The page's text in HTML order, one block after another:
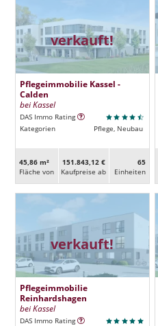
verkauft!
Pflegeimmobilie Kassel -
Calden
bei Kassel
DAS Immo Rating
Kategorien
Pflege, Neubau
45,86 m²
Fläche von
151.843,12 €
Kaufpreise ab
65
Ein­heiten
verkauft!
Pflegeimmobilie
Reinhardshagen
bei Kassel
DAS Immo Rating